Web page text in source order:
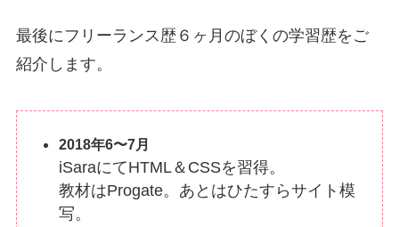
最後にフリーランス歴６ヶ月のぼくの学習歴をご
紹介します。
2018年6〜7月
iSaraにてHTML＆CSSを習得。
教材はProgate。あとはひたすらサイト模
写。